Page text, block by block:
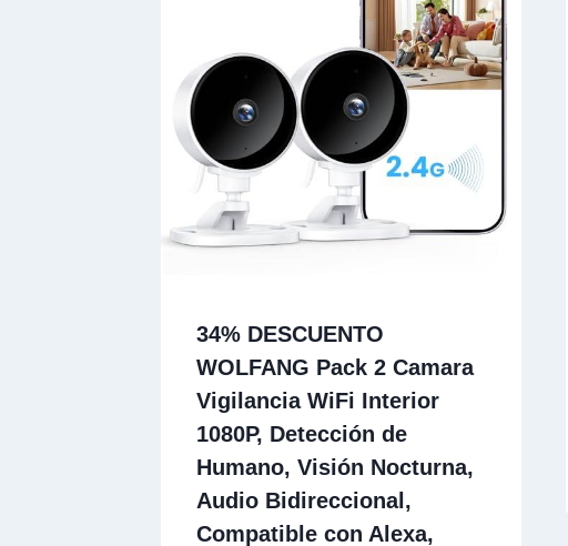
34% DESCUENTO
WOLFANG Pack 2 Camara
Vigilancia WiFi Interior
1080P, Detección de
Humano, Visión Nocturna,
Audio Bidireccional,
Compatible con Alexa,